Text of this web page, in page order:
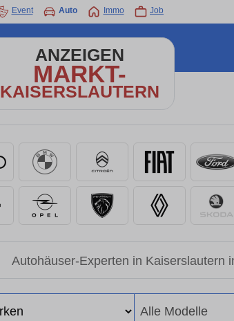
Event Auto Immo Job
ANZEIGEN
MARKT-
KAISERSLAUTERN
Autohäuser-Experten in Kaiserslautern